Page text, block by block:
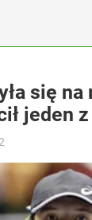
się na
jeden